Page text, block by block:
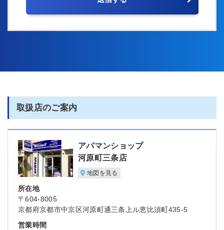
取扱店のご案内
アパマンショップ
河原町三条店
地図を見る
所在地
〒604-8005
京都府京都市中京区河原町通三条上ル恵比須町435-5
営業時間